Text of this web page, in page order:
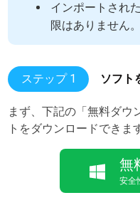
インポートされ
限はありません。
ステップ 1 ソフト
まず、下記の「無料ダウ
トをダウンロードできま
無
安全